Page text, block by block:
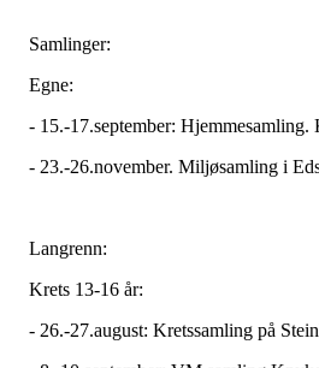
Samlinger:
Egne:
- 15.-17.september:
- 23.-26.november. Miljøsamling i
Langrenn:
Krets 13-16 år:
- 26.-27.august: Kretssamling på